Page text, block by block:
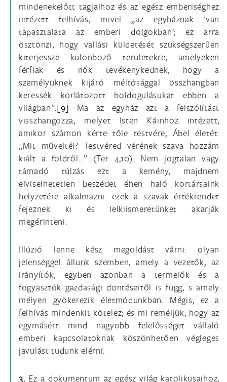
mindenekelőtt tagjaihoz és az egész emberiséghez
intézett felhívás, mivel „az egyháznak 'van
tapasztalata az emberi dolgokban'; ez arra
ösztönzi, hogy vallási küldetését szükségszerűen
kiterjessze különböző területekre, amelyeken
férfiak és nők tevékenykednek, hogy a
személyüknek kijáró méltósággal összhangban
keressék korlátozott boldogulásukat ebben a
világban”.[9] Ma az egyház azt a felszólítást
visszhangozza, melyet Isten Káinhoz intézett,
amikor számon kérte tőle testvére, Ábel életét:
„Mit műveltél? Testvéred vérének szava hozzám
kiált a földről...” (Ter 4,10). Nem jogtalan vagy
támadó túlzás ezt a kemény, majdnem
elviselhetetlen beszédet éhen haló kortársaink
helyzetére alkalmazni: ezek a szavak értékrendet
fejeznek ki és lelkiismeretünket akarják
megérinteni.
Illúzió lenne kész megoldást várni: olyan
jelenséggel állunk szemben, amely a vezetők, az
irányítók, egyben azonban a termelők és a
fogyasztók gazdasági döntéseitől is függ, s amely
mélyen gyökerezik életmódunkban. Mégis, ez a
felhívás mindenkit kötelez; és mi reméljük, hogy az
egymásért mind nagyobb felelősséget vállaló
emberi kapcsolatoknak köszönhetően végleges
javulást tudunk elérni.
3. Ez a dokumentum az egész világ katolikusaihoz,